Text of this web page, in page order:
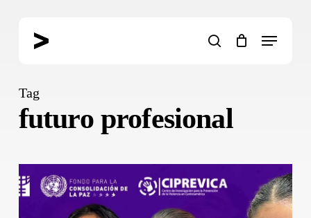
search
Menu
Tag
futuro profesional